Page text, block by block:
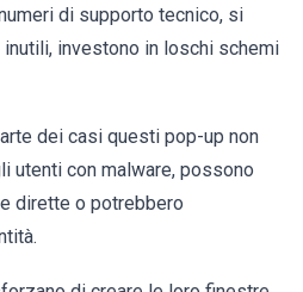
di supporto tecnico, si
investono in loschi schemi
dei casi questi pop-up non
utenti con malware, possono
dirette o potrebbero